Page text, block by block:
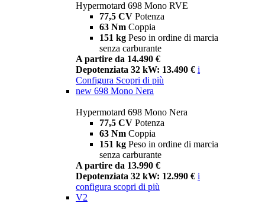
Hypermotard 698 Mono RVE
77,5 CV Potenza
63 Nm Coppia
151 kg Peso in ordine di marcia
senza carburante
A partire da 14.490 €
Depotenziata 32 kW: 13.490 € i
Configura Scopri di più
new 698 Mono Nera
Hypermotard 698 Mono Nera
77,5 CV Potenza
63 Nm Coppia
151 kg Peso in ordine di marcia
senza carburante
A partire da 13.990 €
Depotenziata 32 kW: 12.990 € i
configura scopri di più
V2